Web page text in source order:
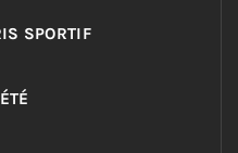
SPORTIF